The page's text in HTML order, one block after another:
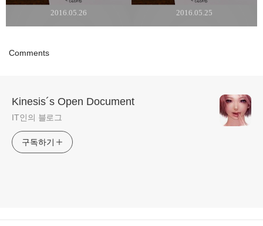
2016.05.26 2016.05.25
Comments
Kinesis´s Open Document
IT인의 블로그
구독하기